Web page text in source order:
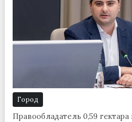
Город
Правообладатель 0,59